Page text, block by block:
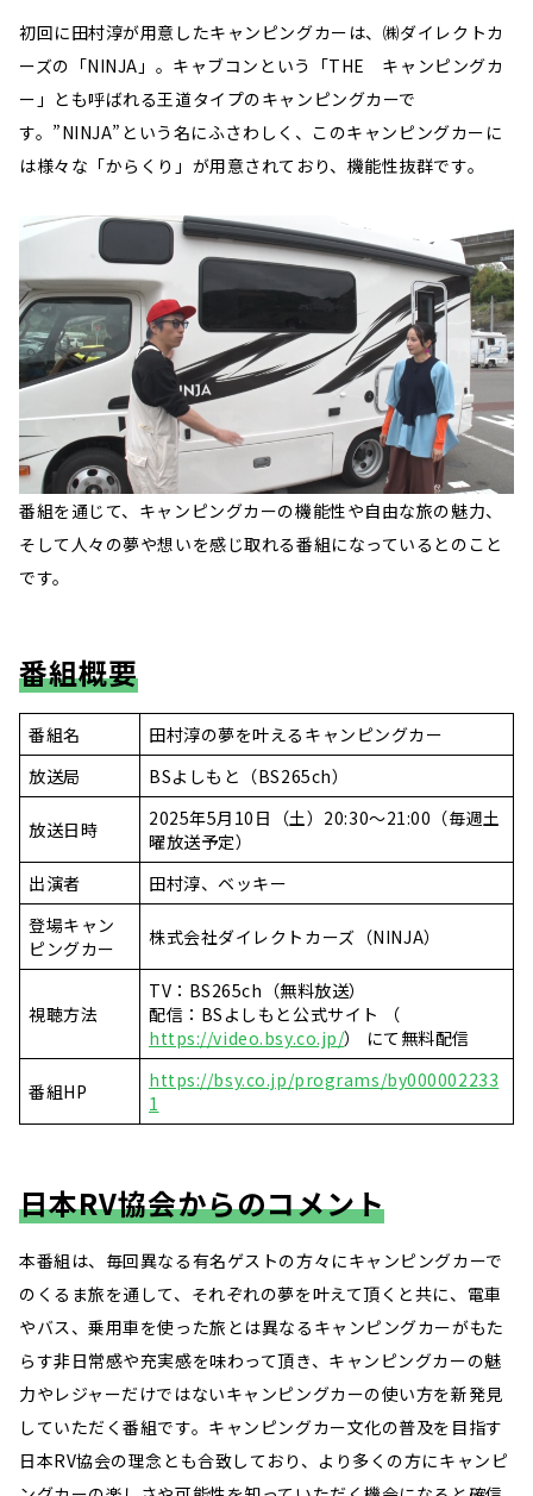
初回に田村淳が用意したキャンピングカーは、㈱ダイレクトカ
ーズの「NINJA」。キャブコンという「THE キャンピングカ
ー」とも呼ばれる王道タイプのキャンピングカーで
す。”NINJA”という名にふさわしく、このキャンピングカーに
は様々な「からくり」が用意されており、機能性抜群です。
番組を通じて、キャンピングカーの機能性や自由な旅の魅力、
そして人々の夢や想いを感じ取れる番組になっているとのこと
です。
番組概要
番組名
田村淳の夢を叶えるキャンピングカー
放送局
BSよしもと（BS265ch）
放送日時
2025年5月10日（土）20:30～21:00（毎週土
曜放送予定）
出演者
田村淳、ベッキー
登場キャン
ピングカー
株式会社ダイレクトカーズ（NINJA）
視聴方法
TV：BS265ch（無料放送）
配信：BSよしもと公式サイト （
https://video.bsy.co.jp/） にて無料配信
番組HP
https://bsy.co.jp/programs/by000002233
1
日本RV協会からのコメント
本番組は、毎回異なる有名ゲストの方々にキャンピングカーで
のくるま旅を通して、それぞれの夢を叶えて頂くと共に、電車
やバス、乗用車を使った旅とは異なるキャンピングカーがもた
らす非日常感や充実感を味わって頂き、キャンピングカーの魅
力やレジャーだけではないキャンピングカーの使い方を新発見
していただく番組です。キャンピングカー文化の普及を目指す
日本RV協会の理念とも合致しており、より多くの方にキャンピ